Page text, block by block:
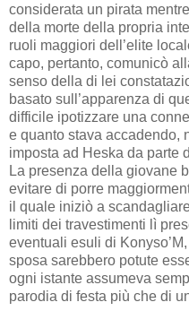
considerata un pirata
della morte della propria
ruoli maggiori dell’elite
capo, pertanto, comunicò
senso della di lei
basato sull’apparenza di
difficile ipotizzare una
e quanto stava accadendo,
imposta ad Heska da parte
La presenza della giovane
evitare di porre
il quale iniziò a
limiti dei travestimenti lì
eventuali esuli di
sposa sarebbero potute
ogni istante assumeva
parodia di festa più che di